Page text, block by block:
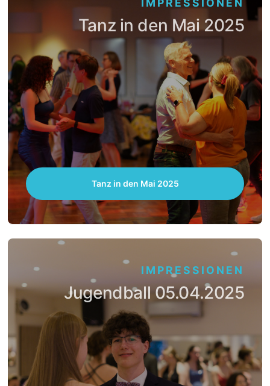
IMPRESSIONEN
Tanz in den Mai 2025
Tanz in den Mai 2025
IMPRESSIONEN
Jugendball 05.04.2025